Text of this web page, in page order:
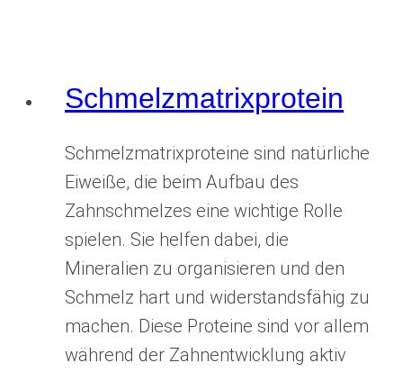
Schmelzmatrixprotein
Schmelzmatrixproteine sind natürliche
Eiweiße, die beim Aufbau des
Zahnschmelzes eine wichtige Rolle
spielen. Sie helfen dabei, die
Mineralien zu organisieren und den
Schmelz hart und widerstandsfähig zu
machen. Diese Proteine sind vor allem
während der Zahnentwicklung aktiv